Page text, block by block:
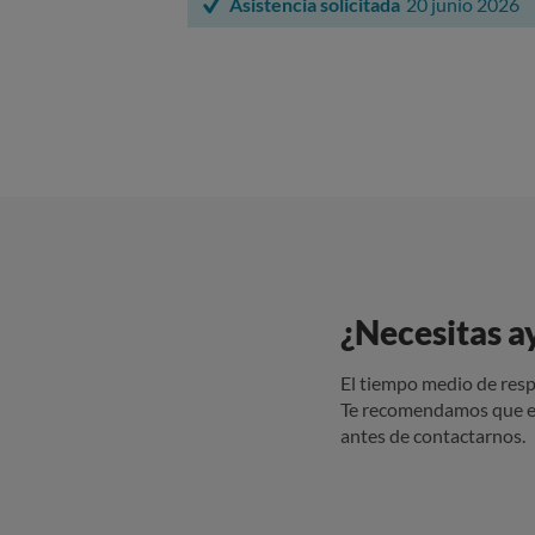
¿Necesitas
El tiempo medio de
Te recomendamos que
antes de contactarnos.